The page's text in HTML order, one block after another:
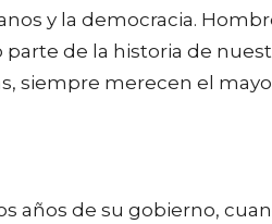
y la democracia.
de la historia de
siempre merecen el
años de su gobierno,